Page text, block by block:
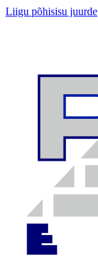
Liigu põhisisu juurde